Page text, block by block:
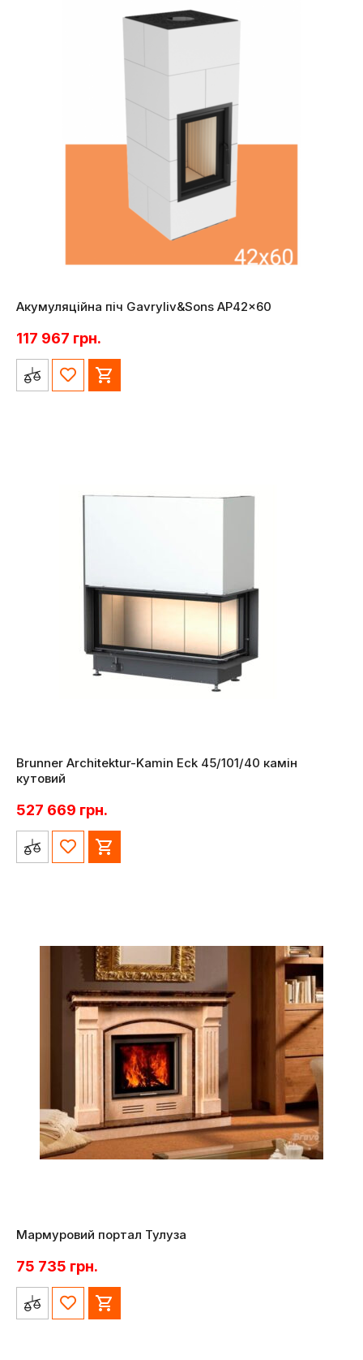
Акумуляційна піч Gavryliv&Sons AP42x60
117 967 грн.
Brunner Architektur-Kamin Eck 45/101/40 камін
кутовий
527 669 грн.
Мармуровий портал Тулуза
75 735 грн.